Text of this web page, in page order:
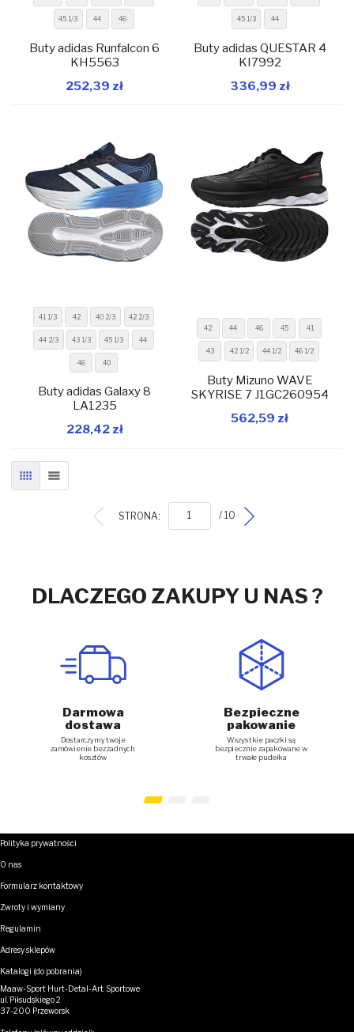
W magazynie
45 1/3 44 46
Buty adidas Runfalcon 6
KH5563
252,39 zł
W magazynie
45 1/3 44
Buty adidas QUESTAR 4
KI7992
336,99 zł
W magazynie
Dodaj do koszyka
41 1/3 42 40 2/3 42 2/3
44 2/3 43 1/3 45 1/3 44
46 40
Buty adidas Galaxy 8
LA1235
228,42 zł
W magazynie
Dodaj do koszyka
42 44 46 45 41
43 42 1/2 44 1/2 46 1/2
Buty Mizuno WAVE
SKYRISE 7 J1GC260954
562,59 zł
SIATKALISTA
STRONA: / 10
DLACZEGO ZAKUPY U NAS ?
Darmowa
dostawa
Dostarczymy twoje
zamówienie bez żadnych
kosztów
Bezpieczne
pakowanie
Wszystkie paczki są
bezpiecznie zapakowane w
trwałe pudełka
Polityka prywatności
O nas
Formularz kontaktowy
Zwroty i wymiany
Regulamin
Adresy sklepów
Katalogi (do pobrania)
Maaw-Sport Hurt-Detal-Art. Sportowe
ul. Piłsudskiego 2
37-200 Przeworsk